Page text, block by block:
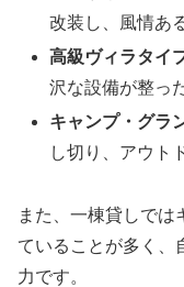
改装し、風情あ
高級ヴィラタイ
沢な設備が整っ
キャンプ・グラ
し切り、アウト
また、一棟貸しでは
ていることが多く、
力です。